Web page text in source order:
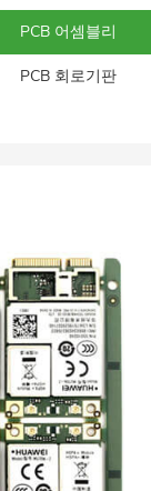
PCB 어셈블리
PCB 회로기판